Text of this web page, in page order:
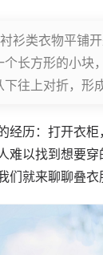
衫类衣物平铺
个长方形的小块
往上对折，形
经历：打开衣
难以找到想要
们就来聊聊叠衣